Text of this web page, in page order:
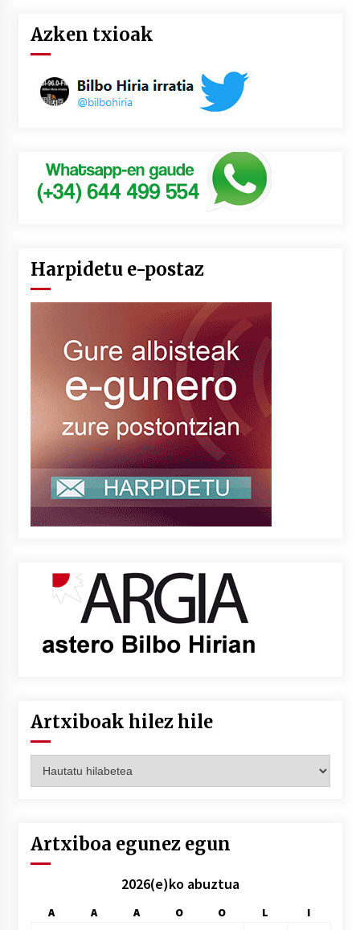
Azken txioak
Harpidetu e-postaz
Artxiboak hilez hile
hilez
Artxiboa egunez egun
2026(e)ko abuztua
A A A O O L
I